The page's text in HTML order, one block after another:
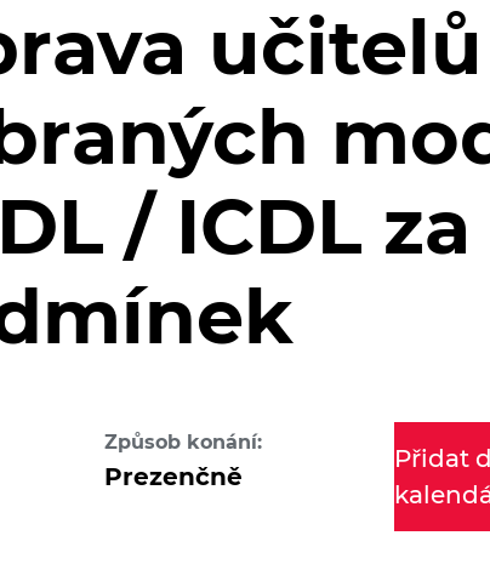
učitelů
/ ICDL za
Způsob konání:
Prezenčně
Přidat